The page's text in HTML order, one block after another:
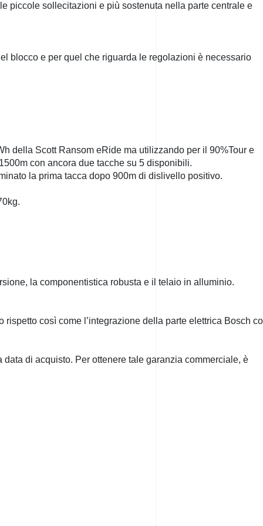
piccole sollecitazioni e più sostenuta nella parte centrale e
blocco e per quel che riguarda le regolazioni è necessario
della Scott Ransom eRide ma utilizzando per il 90%Tour e
con ancora due tacche su 5 disponibili.
la prima tacca dopo 900m di dislivello positivo.
la componentistica robusta e il telaio in alluminio.
così come l’integrazione della parte elettrica Bosch
di acquisto. Per ottenere tale garanzia commerciale, è